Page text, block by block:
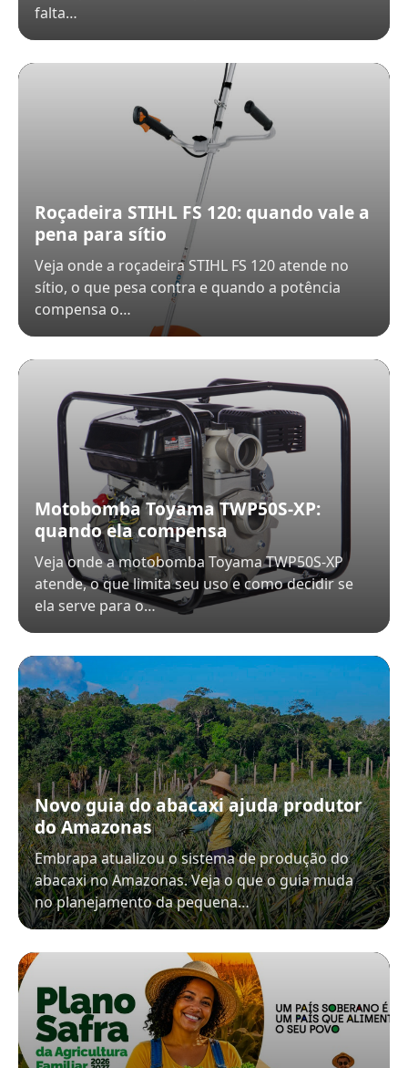
falta…
Roçadeira STIHL FS 120: quando vale a
pena para sítio
Veja onde a roçadeira STIHL FS 120 atende no
sítio, o que pesa contra e quando a potência
compensa o…
Motobomba Toyama TWP50S-XP:
quando ela compensa
Veja onde a motobomba Toyama TWP50S-XP
atende, o que limita seu uso e como decidir se
ela serve para o…
Novo guia do abacaxi ajuda produtor
do Amazonas
Embrapa atualizou o sistema de produção do
abacaxi no Amazonas. Veja o que o guia muda
no planejamento da pequena…